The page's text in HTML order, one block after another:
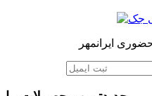
ایرانمهر